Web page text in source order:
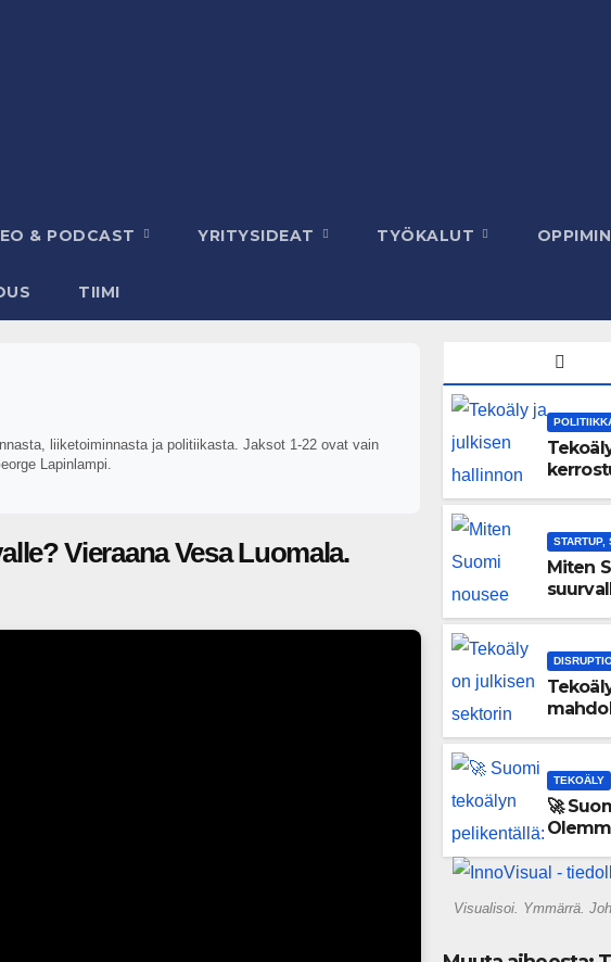
& PODCAST YRITYSIDEAT TYÖKALUT
TIIMI
liiketoiminnasta ja politiikasta. Jaksot 1-22 ovat vain
Lapinlampi.
Vieraana Vesa Luomala. STARTUP,
Miten
TEKOÄLY
🚀
Visualisoi. Ymmärrä.